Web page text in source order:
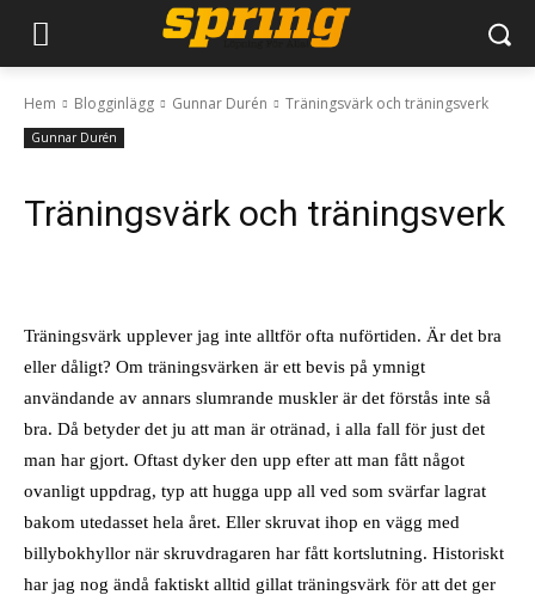
Hem Blogginlägg Gunnar Durén Träningsvärk och träningsverk
Gunnar Durén
Träningsvärk och träningsverk
Träningsvärk upplever jag inte alltför ofta nuförtiden. Är det bra
eller dåligt? Om träningsvärken är ett bevis på ymnigt
användande av annars slumrande muskler är det förstås inte så
bra. Då betyder det ju att man är otränad, i alla fall för just det
man har gjort. Oftast dyker den upp efter att man fått något
ovanligt uppdrag, typ att hugga upp all ved som svärfar lagrat
bakom utedasset hela året. Eller skruvat ihop en vägg med
billybokhyllor när skruvdragaren har fått kortslutning. Historiskt
har jag nog ändå faktiskt alltid gillat träningsvärk för att det ger